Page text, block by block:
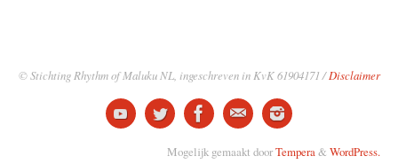
© Stichting Rhythm of Maluku NL, ingeschreven in KvK 61904171 /Disclaimer
Mogelijk gemaakt doorTempera& WordPress.